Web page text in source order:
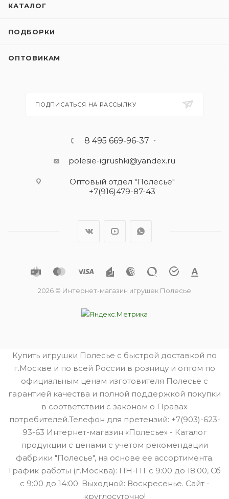
КАТАЛОГ
ПОДБОРКИ
ОПТОВИКАМ
ПОДПИСАТЬСЯ НА РАССЫЛКУ
8 495 669-96-37
polesie-igrushki@yandex.ru
Оптовый отдел "Полесье"
+7(916)479-87-43
2026 © Интернет-магазин игрушек Полесье
Купить игрушки Полесье с быстрой доставкой по
г.Москве и по всей России в розницу и оптом по
официальным ценам изготовителя Полесье с
гарантией качества и полной поддержкой покупки
в соответствии с законом о Правах
потребителей.Телефон для претензий: +7(903)-623-
93-63 Интернет-магазин «Полесье» - Каталог
продукции с ценами с учетом рекомендации
фабрики "Полесье", на основе ее ассортимента.
График работы (г.Москва): ПН-ПТ с 9:00 до 18:00, Сб
с 9:00 до 14:00. Выходной: Воскресенье. Сайт -
круглосуточно!